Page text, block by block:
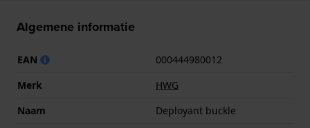
Algemene informatie
EAN
000444980012
Merk
HWG
Naam
Deployant buckle